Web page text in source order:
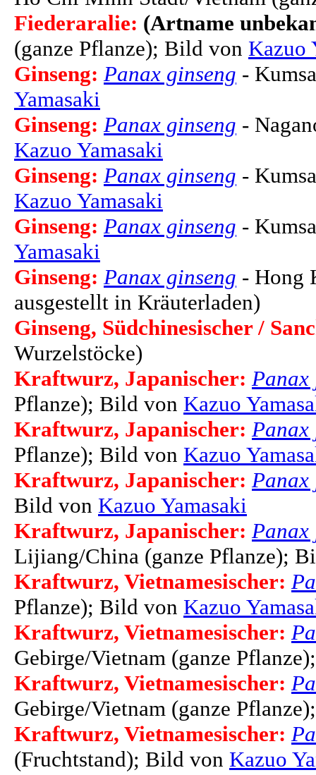
Fiederaralie: (Artname
(ganze Pflanze); Bild von Kazuo
Ginseng: Panax ginseng -
Yamasaki
Ginseng: Panax ginseng -
Kazuo Yamasaki
Ginseng: Panax ginseng -
Kazuo Yamasaki
Ginseng: Panax ginseng -
Yamasaki
Ginseng: Panax ginseng - Hong
ausgestellt in Kräuterladen)
Ginseng, Südchinesischer /
Wurzelstöcke)
Kraftwurz, Japanischer: Panax
Pflanze); Bild von Kazuo
Kraftwurz, Japanischer: Panax
Pflanze); Bild von Kazuo
Kraftwurz, Japanischer: Panax
Bild von Kazuo Yamasaki
Kraftwurz, Japanischer: Panax
Lijiang/China (ganze Pflanze);
Kraftwurz, Vietnamesischer:
Pflanze); Bild von Kazuo
Kraftwurz, Vietnamesischer:
Gebirge/Vietnam (ganze
Kraftwurz, Vietnamesischer:
Gebirge/Vietnam (ganze
Kraftwurz, Vietnamesischer:
(Fruchtstand); Bild von Kazuo